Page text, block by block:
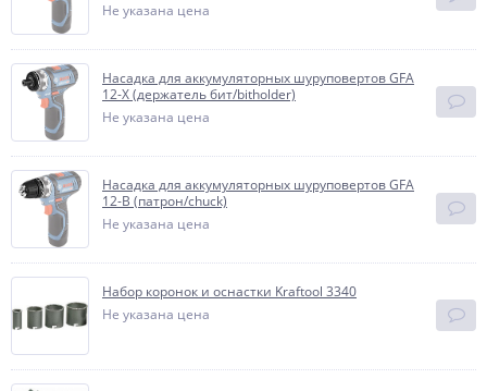
Не указана цена
Насадка для аккумуляторных шуруповертов GFA
12-X (держатель бит/bitholder)
Не указана цена
Насадка для аккумуляторных шуруповертов GFA
12-B (патрон/chuck)
Не указана цена
Набор коронок и оснастки Kraftool 3340
Не указана цена